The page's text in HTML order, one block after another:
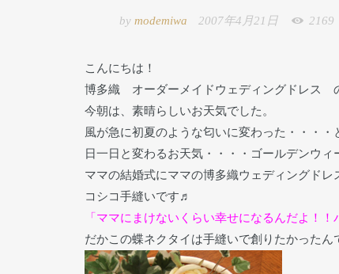
by modemiwa 2007年4月21日 2169
こんにちは！
博多織 オーダーメイドウェディングドレス
今朝は、素晴らしいお天気でした。
風が急に初夏のような匂いに変わった・・・・
日一日と変わるお天気・・・・ゴールデンウィ
ママの結婚式にママの博多織ウェディングド
コシコ手縫いです♬
「ママにまけないくらい幸せになるんだよ！
だかこの蝶ネクタイは手縫いで創りたかったん